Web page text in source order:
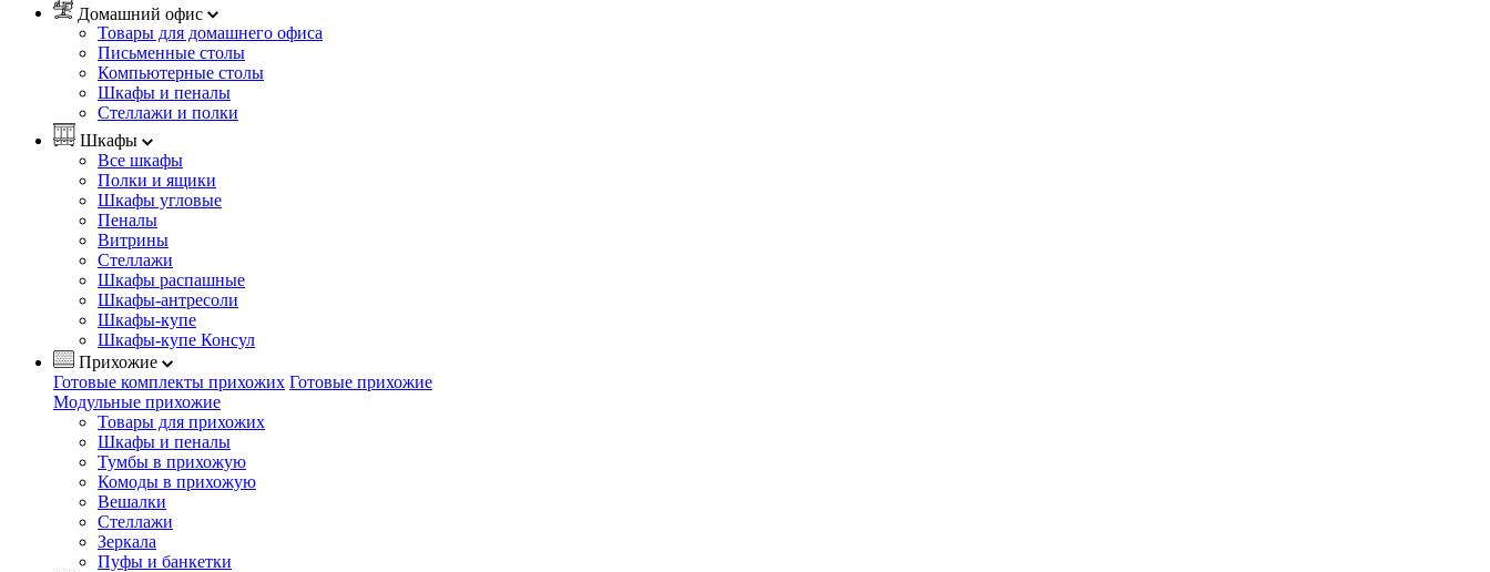
Домашний офис
Товары для домашнего офиса
Письменные столы
Компьютерные столы
Шкафы и пеналы
Стеллажи и полки
Шкафы
Все шкафы
Полки и ящики
Шкафы угловые
Пеналы
Витрины
Стеллажи
Шкафы распашные
Шкафы-антресоли
Шкафы-купе
Шкафы-купе Консул
Прихожие
Готовые комплекты прихожих Готовые прихожие
Модульные прихожие
Товары для прихожих
Шкафы и пеналы
Тумбы в прихожую
Комоды в прихожую
Вешалки
Стеллажи
Зеркала
Пуфы и банкетки